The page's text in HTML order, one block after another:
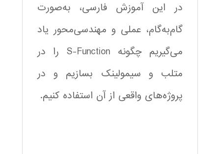
در این آموزش فارسی، به‌صورت
گام‌به‌گام، عملی و مهندسی‌محور یاد
می‌گیریم چگونه S-Function را در
متلب و سیمولینک بسازیم و در
پروژه‌های واقعی از آن استفاده کنیم.